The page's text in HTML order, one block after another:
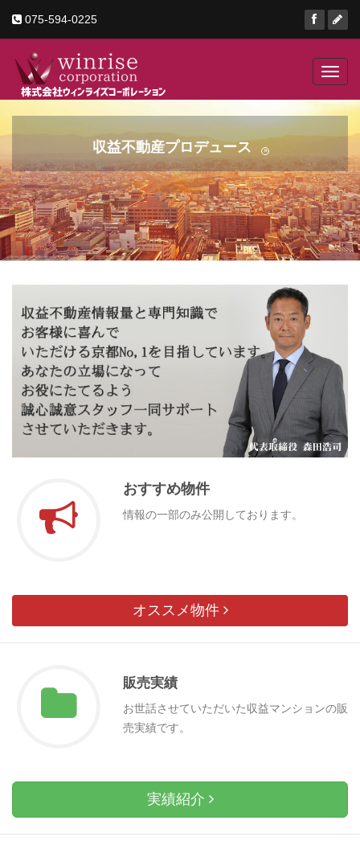
075-594-0225
収益不動産プロデュース R
京町家・ビル・店舗
ゲストハウス・土地
工場・倉庫などあらゆる事業用不動産
収益不動産・事業用不動産の事
ならお任せください
おすすめ物件
情報の一部のみ公開しております。
オススメ物件
販売実績
お世話させていただいた収益マンションの販
売実績です。
実績紹介